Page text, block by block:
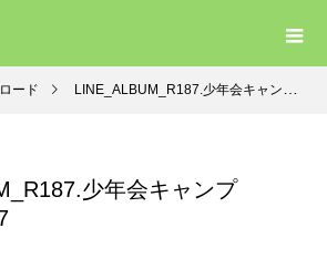
ード LINE_ALBUM_R187.少年会キャンプ_241125_157
少年会キャンプ